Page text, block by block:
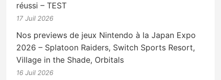
réussi – TEST
17 Juil 2026
Nos previews de jeux Nintendo à la Japan Expo
2026 – Splatoon Raiders, Switch Sports Resort,
Village in the Shade, Orbitals
16 Juil 2026